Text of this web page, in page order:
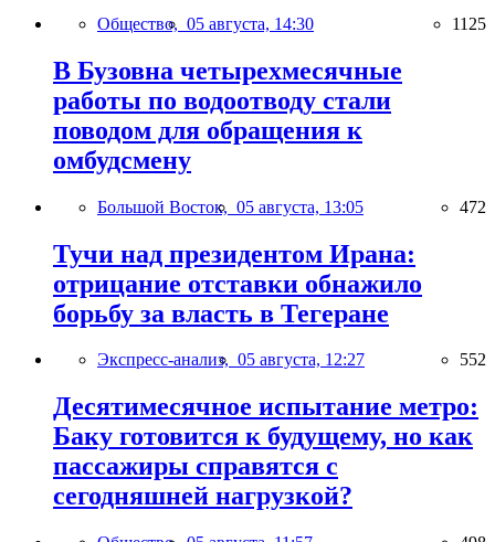
Общество, 05 августа, 14:30 1125
В Бузовна четырехмесячные
работы по водоотводу стали
поводом для обращения к
омбудсмену
Большой Восток, 05 августа, 13:05 472
Тучи над президентом Ирана:
отрицание отставки обнажило
борьбу за власть в Тегеране
Экспресс-анализ, 05 августа, 12:27 552
Десятимесячное испытание метро:
Баку готовится к будущему, но как
пассажиры справятся с
сегодняшней нагрузкой?